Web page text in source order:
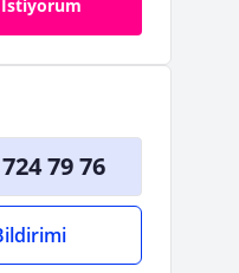
İstiyorum
79 76